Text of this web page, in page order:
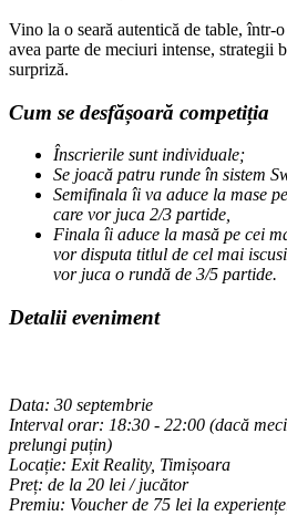
Vino la o seară autentică de table, într-
avea parte de meciuri intense, strategii
surpriză.
Cum se desfășoară competiția
Înscrierile sunt individuale;
Se joacă patru runde în sistem
Semifinala îi va aduce la mase
care vor juca 2/3 partide,
Finala îi aduce la masă pe cei
vor disputa titlul de cel mai
vor juca o rundă de 3/5 partide.
Detalii eveniment
Data: 30 septembrie
Interval orar: 18:30 - 22:00 (dacă
prelungi puțin)
Locație: Exit Reality, Timișoara
Preț: de la 20 lei / jucător
Premiu: Voucher de 75 lei la